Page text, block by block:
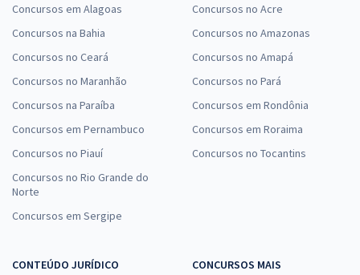
Concursos em Alagoas
Concursos na Bahia
Concursos no Ceará
Concursos no Maranhão
Concursos na Paraíba
Concursos em Pernambuco
Concursos no Piauí
Concursos no Rio Grande do
Norte
Concursos em Sergipe
Concursos no Acre
Concursos no Amazonas
Concursos no Amapá
Concursos no Pará
Concursos em Rondônia
Concursos em Roraima
Concursos no Tocantins
CONTEÚDO JURÍDICO
CONCURSOS MAIS